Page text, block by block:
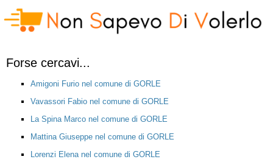
Forse cercavi...
Amigoni Furio nel comune di GORLE
Vavassori Fabio nel comune di GORLE
La Spina Marco nel comune di GORLE
Mattina Giuseppe nel comune di GORLE
Lorenzi Elena nel comune di GORLE